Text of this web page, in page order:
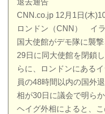
退去通告
CNN.co.jp 12月1日(木
ロンドン（CNN） イ
国大使館がデモ隊に襲
29日に同大使館を閉鎖
らに、ロンドンにある
員の48時間以内の国外
相が30日に議会で明らか
ヘイグ外相によると、